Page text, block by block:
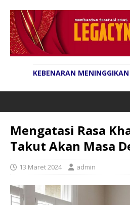
KEBENARAN
Mengatasi Rasa
Takut Akan Masa
13 Maret 2024 admin